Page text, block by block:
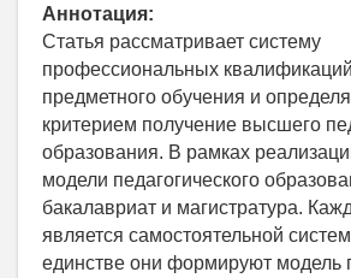
Аннотация:
Статья рассматривает систему
профессиональных
предметного обучения и
критерием получение высшего
образования. В рамках
модели педагогического
бакалавриат и магистратура.
является самостоятельной
единстве они формируют модель